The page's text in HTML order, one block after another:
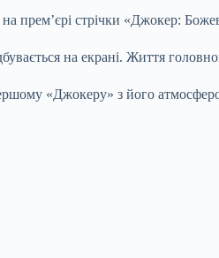
прем’єрі стрічки «Джокер:
на екрані. Життя
«Джокеру» з його